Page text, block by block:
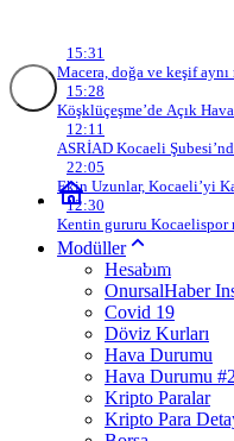
15:31
Macera, doğa ve keşif
15:28
Köşklüçeşme’de Açık
12:11
ASRİAD Kocaeli
22:05
Ekin Uzunlar, Kocaeli’yi
12:30
Kentin gururu Kocaelispor
EURO 54,77
Modüller
Hesabım
OnursalHaber
Covid 19
Döviz Kurları
Hava Durumu
Hava Durumu #2
Kripto Paralar
Kripto Para